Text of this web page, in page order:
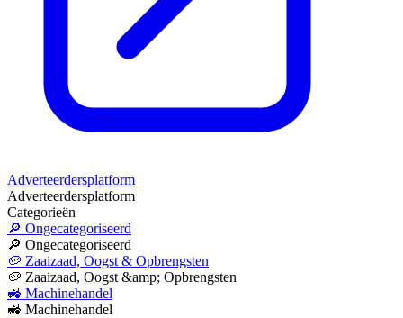
Adverteerdersplatform
Adverteerdersplatform
Categorieën
🔎 Ongecategoriseerd
🔎 Ongecategoriseerd
🥔 Zaaizaad, Oogst & Opbrengsten
🥔 Zaaizaad, Oogst &amp; Opbrengsten
🚜 Machinehandel
🚜 Machinehandel